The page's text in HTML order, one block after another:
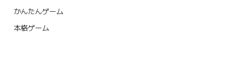
かんたんゲーム
本格ゲーム